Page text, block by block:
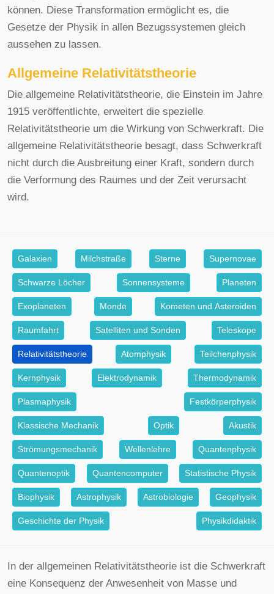
können. Diese Transformation ermöglicht es, die
Gesetze der Physik in allen Bezugssystemen gleich
aussehen zu lassen.
Allgemeine Relativitätstheorie
Die allgemeine Relativitätstheorie, die Einstein im Jahre
1915 veröffentlichte, erweitert die spezielle
Relativitätstheorie um die Wirkung von Schwerkraft. Die
allgemeine Relativitätstheorie besagt, dass Schwerkraft
nicht durch die Ausbreitung einer Kraft, sondern durch
die Verformung des Raumes und der Zeit verursacht
wird.
Galaxien Milchstraße Sterne Supernovae
Schwarze Löcher Sonnensysteme Planeten
Exoplaneten Monde Kometen und Asteroiden
Raumfahrt Satelliten und Sonden Teleskope
Relativitätstheorie Atomphysik Teilchenphysik
Kernphysik Elektrodynamik Thermodynamik
Plasmaphysik Festkörperphysik
Klassische Mechanik Optik Akustik
Strömungsmechanik Wellenlehre Quantenphysik
Quantenoptik Quantencomputer Statistische Physik
Biophysik Astrophysik Astrobiologie Geophysik
Geschichte der Physik Physikdidaktik
In der allgemeinen Relativitätstheorie ist die Schwerkraft
eine Konsequenz der Anwesenheit von Masse und